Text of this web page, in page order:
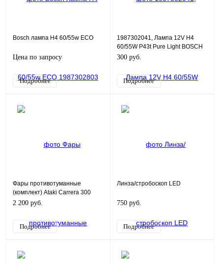
Bosch лампа H4 60/55w ECO
Цена по запросу
Подробнее
1987302041, Лампа 12V H4
60/55W P43t Pure Light BOSCH
300 руб.
Подробнее
Фары противотуманные
(комплект) Ataki Carrera 300
2 200 руб.
Подробнее
Линза/стробоскоп LED
750 руб.
Подробнее